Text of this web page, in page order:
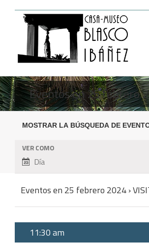
contenido
Eventos en 25 febrero
de
búsqueda
vistas
de
Eventos
MOSTRAR LA BÚSQUEDA DE
Navegación
vistas
de
VER COMO
Día
Eventos en 25 febrero 2024 ›
11:30 am